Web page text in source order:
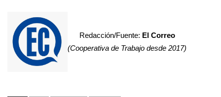
Redacción/Fuente: El Correo
(Cooperativa de Trabajo desde 2017)